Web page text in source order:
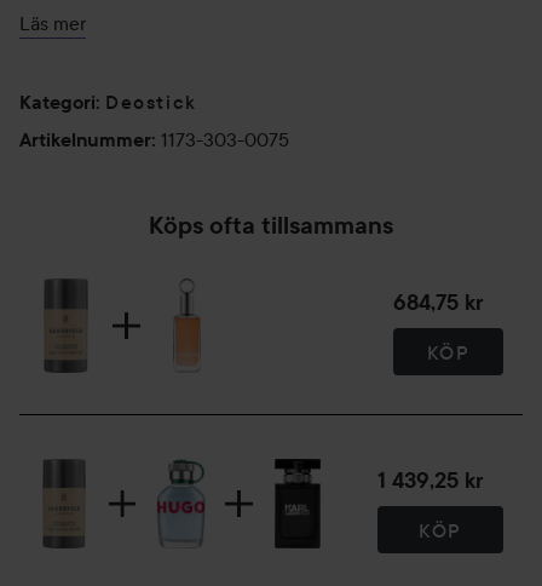
Classic EdT för en enhetlig doft.
Applicera deodoranten på ren hud under armarna.
75 g
Läs mer
Kategori: Deostick
Artikelnummer: 1173-303-0075
Köps ofta tillsammans
684,75 kr
KÖP
1 439,25 kr
KÖP